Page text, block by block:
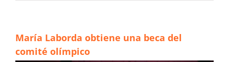
María Laborda obtiene una beca del
comité olímpico